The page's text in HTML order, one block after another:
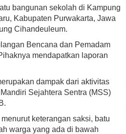
bangunan sekolah di Kampung
Kabupaten Purwakarta, Jawa
Cihandeuleum.
Bencana dan Pemadam
mendapatkan laporan
dampak dari aktivitas
Sejahtera Sentra (MSS)
keterangan saksi, batu
warga yang ada di bawah